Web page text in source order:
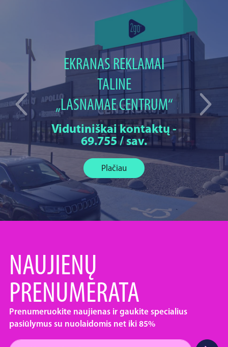
EKRANAS REKLAMAI
TALINE
„LASNAMAE CENTRUM“
Vidutiniškai kontaktų -
69.755 / sav.
Plačiau
NAUJIENŲ
PRENUMERATA
Prenumeruokite naujienas ir gaukite specialius
pasiūlymus su nuolaidomis net iki 85%